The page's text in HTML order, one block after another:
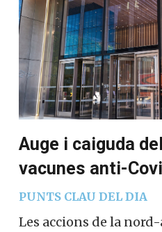
Auge i caiguda
vacunes anti-
PUNTS CLAU DEL DIA
Les accions de la